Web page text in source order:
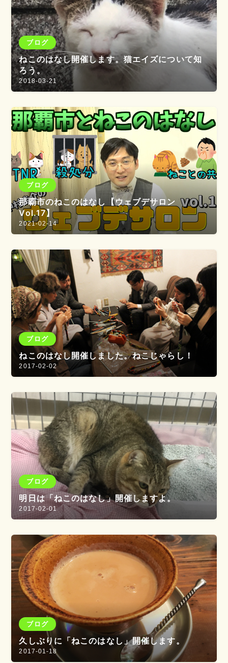
ブログ
ねこのはなし開催します。猫エイズについて知
ろう。
2018-03-21
ブログ
那覇市のねこのはなし【ウェブデサロン
Vol.17】
2021-02-14
ブログ
ねこのはなし開催しました。ねこじゃらし！
2017-02-02
ブログ
明日は「ねこのはなし」開催しますよ。
2017-02-01
ブログ
久しぶりに「ねこのはなし」開催します。
2017-01-18